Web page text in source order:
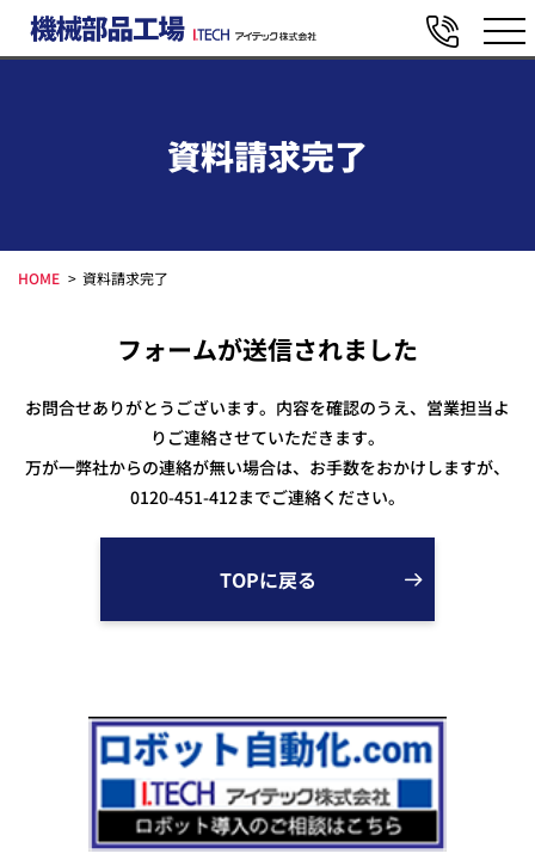
HOME 資料請求完了
資料請求完了
フォームが送信されました
お問合せありがとうございます。内容を確認のうえ、営業担当よ
りご連絡させていただきます。
万が一弊社からの連絡が無い場合は、お手数をおかけしますが、
0120-451-412までご連絡ください。
TOPに戻る